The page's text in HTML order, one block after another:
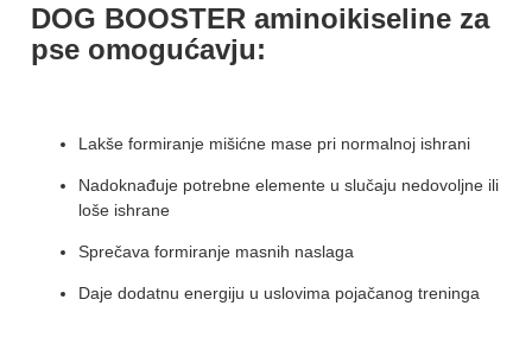
DOG BOOSTER aminoikiseline za
pse omogućavju:
Lakše formiranje mišićne mase pri normalnoj ishrani
Nadoknađuje potrebne elemente u slučaju nedovoljne ili
loše ishrane
Sprečava formiranje masnih naslaga
Daje dodatnu energiju u uslovima pojačanog treninga